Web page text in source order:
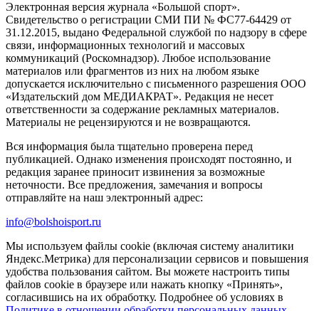
Электронная версия журнала «Большой спорт».
Свидетельство о регистрации СМИ ПИ № ФС77-64429 от
31.12.2015, выдано Федеральной службой по надзору в сфере
связи, информационных технологий и массовых
коммуникаций (Роскомнадзор). Любое использование
материалов или фрагментов из них на любом языке
допускается исключительно с письменного разрешения ООО
«Издательский дом МЕДИАКРАТ». Редакция не несет
ответственности за содержание рекламных материалов.
Материалы не рецензируются и не возвращаются.
Вся информация была тщательно проверена перед
публикацией. Однако изменения происходят постоянно, и
редакция заранее приносит извинения за возможные
неточности. Все предложения, замечания и вопросы
отправляйте на наш электронный адрес:
info@bolshoisport.ru
Мы используем файлы cookie (включая систему аналитики
Яндекс.Метрика) для персонализации сервисов и повышения
удобства пользования сайтом. Вы можете настроить типы
файлов cookie в браузере или нажать кнопку «Принять»,
согласившись на их обработку. Подробнее об условиях в